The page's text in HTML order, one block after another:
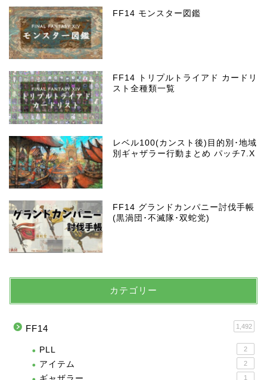
FF14 モンスター図鑑
FF14 トリプルトライアド カードリ
スト全種類一覧
レベル100(カンスト後)目的別･地域
別ギャザラー行動まとめ パッチ7.X
FF14 グランドカンパニー討伐手帳
(黒渦団･不滅隊･双蛇党)
カテゴリー
FF14 1,492
PLL 2
アイテム 2
1